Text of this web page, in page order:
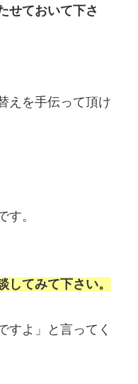
せておいて下さ
えを手伝って頂け
。
てみて下さい。
すよ」と言ってく